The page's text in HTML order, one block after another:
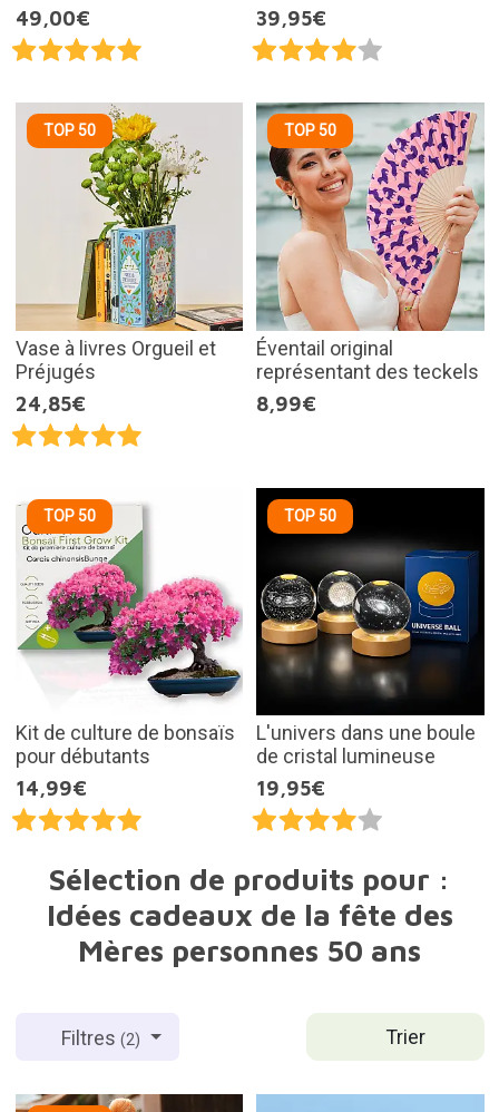
49,00€
39,95€
TOP 50
Vase à livres Orgueil et
Préjugés
24,85€
TOP 50
Éventail original
représentant des teckels
8,99€
TOP 50
Kit de culture de bonsaïs
pour débutants
14,99€
TOP 50
L'univers dans une boule
de cristal lumineuse
19,95€
Sélection de produits pour :
Idées cadeaux de la fête des
Mères personnes 50 ans
Trier
Filtres(2)